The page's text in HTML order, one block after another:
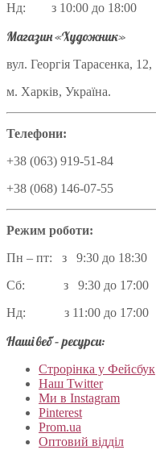
Нд: з 10:00 до 18:00
Магазин «Художник»
вул. Георгія Тарасенка, 12,
м. Харків, Україна.
Телефони:
+38 (063) 919-51-84
+38 (068) 146-07-55
Режим роботи:
Пн – пт: з 9:30 до 18:30
Сб: з 9:30 до 17:00
Нд: з 11:00 до 17:00
Наші веб – ресурси:
Строрінка у Фейсбук
Наш Twitter
Ми в Instagram
Pinterest
Prom.ua
Оптовий відділ